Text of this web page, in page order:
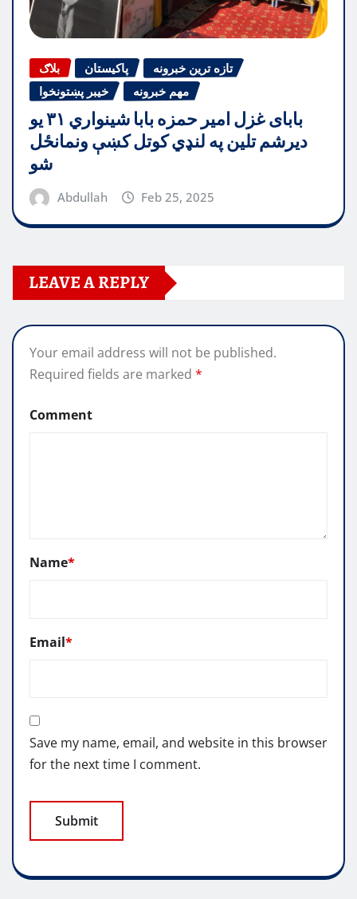
بلاګ پاکیستان
تازه ترین خبرونه
خیبر پښتونخوا
مهم خبرونه
بابای غزل امیر حمزه بابا شینواري ۳۱ یو
دیرشم تلین په لنډي کوتل کښې ونمانځل
شو
Abdullah Feb 25, 2025
LEAVE A REPLY
Your email address will not be published.
Required fields are marked *
Comment
Name*
Email*
Save my name, email, and website in this browser
for the next time I comment.